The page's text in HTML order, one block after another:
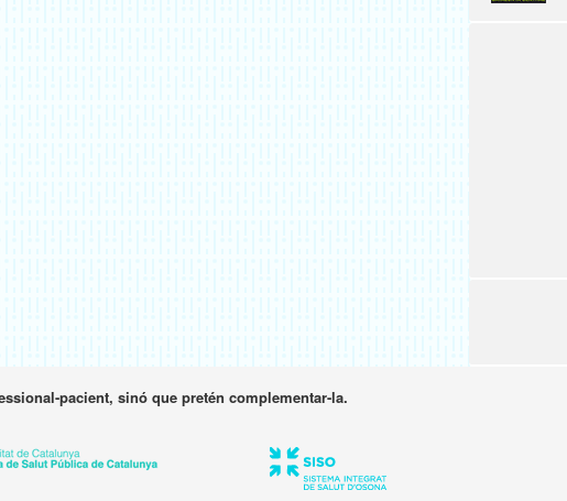
pacient, sinó que pretén complementar-la.